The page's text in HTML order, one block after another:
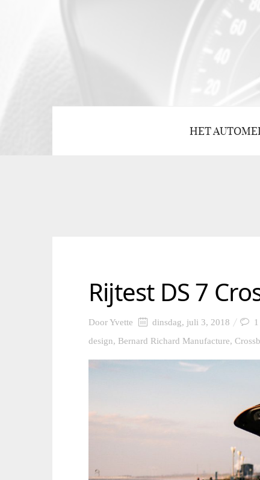
HET
Rijtest DS 7
DoorYvette dinsdag, juli 3, 2018 1
design, Bernard Richard Manufacture,